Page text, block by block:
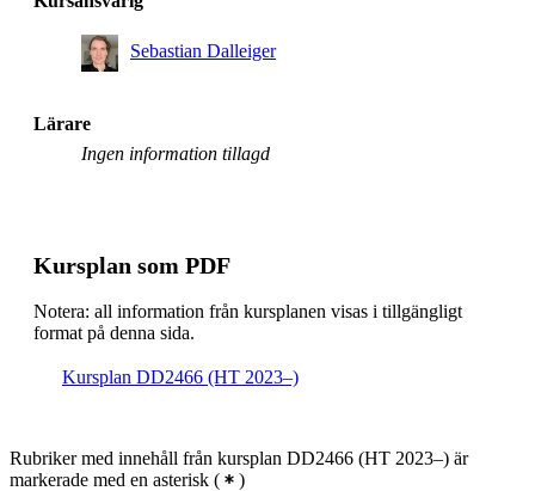
Sebastian Dalleiger
Lärare
Ingen information tillagd
Kursplan som PDF
Notera: all information från kursplanen visas i tillgängligt
format på denna sida.
Kursplan DD2466 (HT 2023–)
Rubriker med innehåll från kursplan DD2466 (HT 2023–) är
markerade med en asterisk ( )